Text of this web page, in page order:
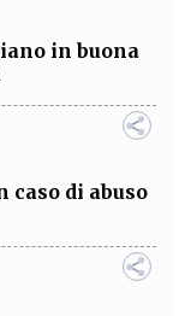
in buona
caso di abuso